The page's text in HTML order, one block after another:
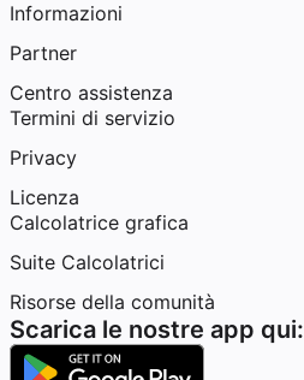
Informazioni
Partner
Centro assistenza
Termini di servizio
Privacy
Licenza
Calcolatrice grafica
Suite Calcolatrici
Risorse della comunità
Scarica le nostre app qui: